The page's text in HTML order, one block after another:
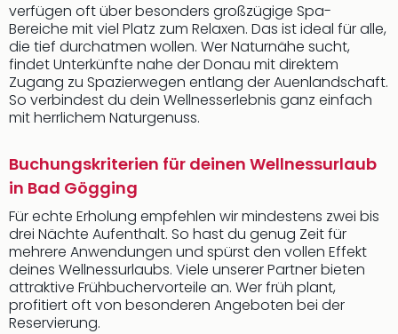
verfügen oft über besonders großzügige Spa-
Bereiche mit viel Platz zum Relaxen. Das ist ideal für alle,
die tief durchatmen wollen. Wer Naturnähe sucht,
findet Unterkünfte nahe der Donau mit direktem
Zugang zu Spazierwegen entlang der Auenlandschaft.
So verbindest du dein Wellnesserlebnis ganz einfach
mit herrlichem Naturgenuss.
Buchungskriterien für deinen Wellnessurlaub
in Bad Gögging
Für echte Erholung empfehlen wir mindestens zwei bis
drei Nächte Aufenthalt. So hast du genug Zeit für
mehrere Anwendungen und spürst den vollen Effekt
deines Wellnessurlaubs. Viele unserer Partner bieten
attraktive Frühbuchervorteile an. Wer früh plant,
profitiert oft von besonderen Angeboten bei der
Reservierung.